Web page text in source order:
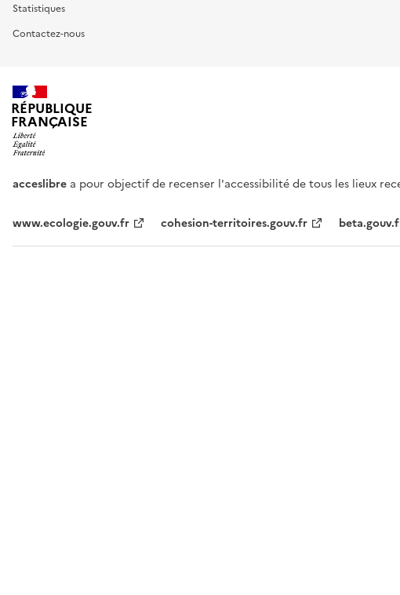
Statistiques
Contactez-nous
RÉPUBLIQUE
FRANÇAISE
acceslibre a pour objectif de recenser l'accessibilité de tous les lieux
www.ecologie.gouv.fr cohesion-territoires.gouv.fr